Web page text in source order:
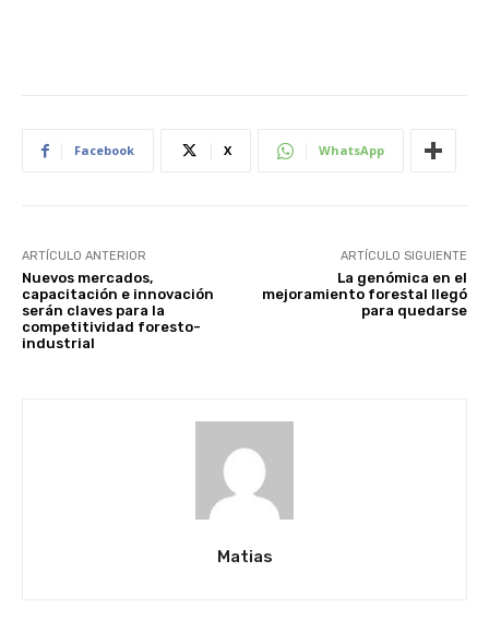
Facebook X WhatsApp
ARTÍCULO ANTERIOR
Nuevos mercados,
capacitación e innovación
serán claves para la
competitividad foresto-
industrial
ARTÍCULO SIGUIENTE
La genómica en el
mejoramiento forestal llegó
para quedarse
Matias